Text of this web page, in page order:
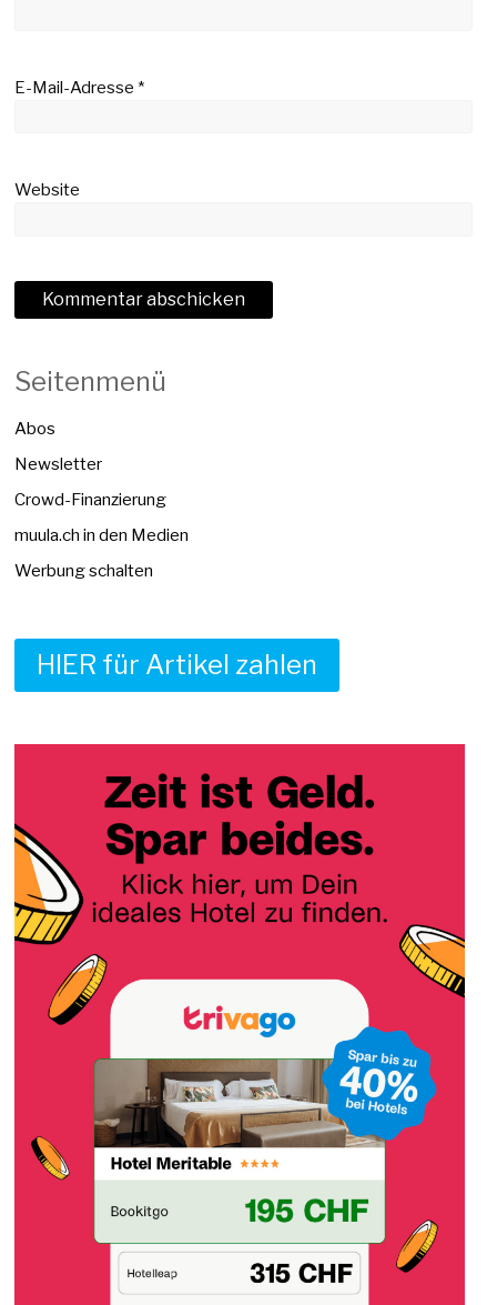
E-Mail-Adresse*
Website
Seitenmenü
Abos
Newsletter
Crowd-Finanzierung
muula.ch in den Medien
Werbung schalten
HIER für Artikel zahlen